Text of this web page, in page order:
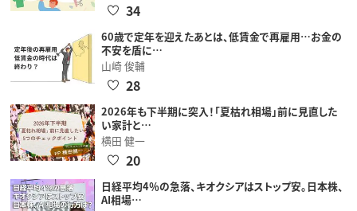
34
60歳で定年を迎えたあとは、低賃金で再雇用…お金の
不安を盾に…
山崎 俊輔
28
2026年も下半期に突入！「夏枯れ相場」前に見直した
い家計と…
横田 健一
20
日経平均4％の急落、キオクシアはストップ安。日本株、
AI相場…